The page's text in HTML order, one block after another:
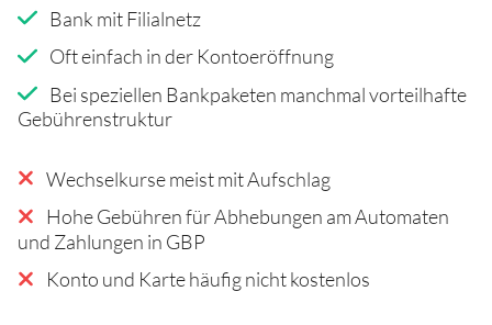
Bank mit Filialnetz
Oft einfach in der Kontoeröffnung
Bei speziellen Bankpaketen manchmal vorteilhafte
Gebührenstruktur
Wechselkurse meist mit Aufschlag
Hohe Gebühren für Abhebungen am Automaten
und Zahlungen in GBP
Konto und Karte häufig nicht kostenlos